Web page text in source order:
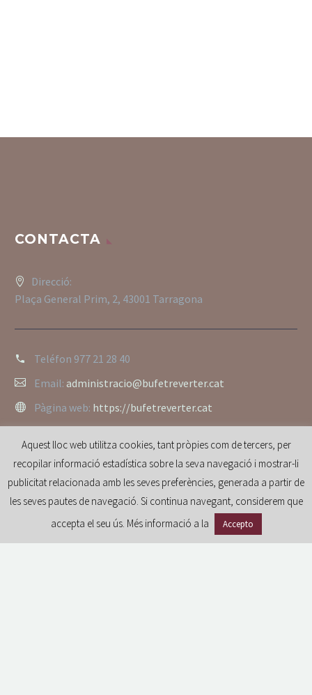
CONTACTA
Direcció:
Plaça General Prim, 2, 43001 Tarragona
Teléfon 977 21 28 40
Email: administracio@bufetreverter.cat
Pàgina web: https://bufetreverter.cat
Aquest lloc web utilitza cookies, tant pròpies com de tercers, per
recopilar informació estadística sobre la seva navegació i mostrar-li
publicitat relacionada amb les seves preferències, generada a partir de
les seves pautes de navegació. Si continua navegant, considerem que
accepta el seu ús. Més informació a la
Accepto